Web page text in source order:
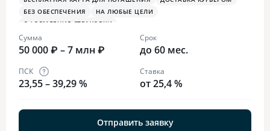
БЕЗ ОБЕСПЕЧЕНИЯ
НА ЛЮБЫЕ ЦЕЛИ
ОФОРМЛЕНИЕ СТРАХОВКИ
Сумма
50 000 ₽ – 7 млн ₽
Срок
до 60 мес.
ПСК
23,55 – 39,29 %
Ставка
от 25,4 %
Отправить заявку